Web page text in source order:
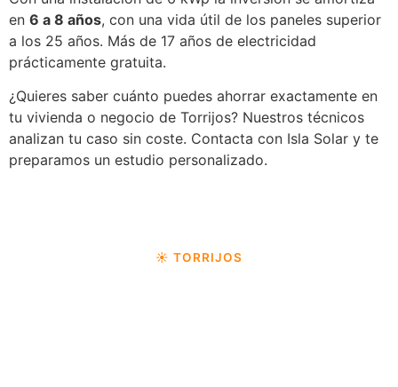
en 6 a 8 años, con una vida útil de los paneles superior
a los 25 años. Más de 17 años de electricidad
prácticamente gratuita.
¿Quieres saber cuánto puedes ahorrar exactamente en
tu vivienda o negocio de Torrijos? Nuestros técnicos
analizan tu caso sin coste. Contacta con Isla Solar y te
preparamos un estudio personalizado.
☀️ TORRIJOS